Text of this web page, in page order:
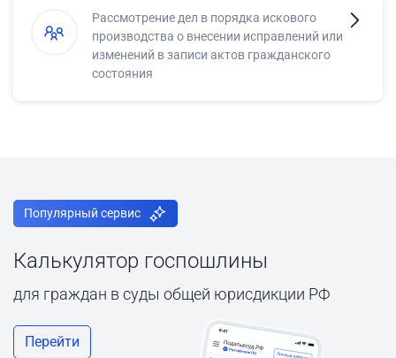
Рассмотрение дел в порядка искового
производства о внесении исправлений или
изменений в записи актов гражданского
состояния
Популярный сервис
Калькулятор госпошлины
для граждан в суды общей юрисдикции РФ
Перейти